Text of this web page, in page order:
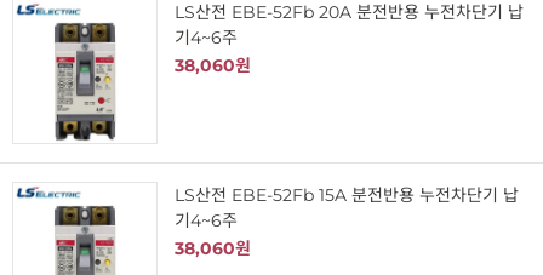
LS산전 EBE-52Fb 20A 분전반용 누전차단기 납
기4~6주
38,060원
LS산전 EBE-52Fb 15A 분전반용 누전차단기 납
기4~6주
38,060원